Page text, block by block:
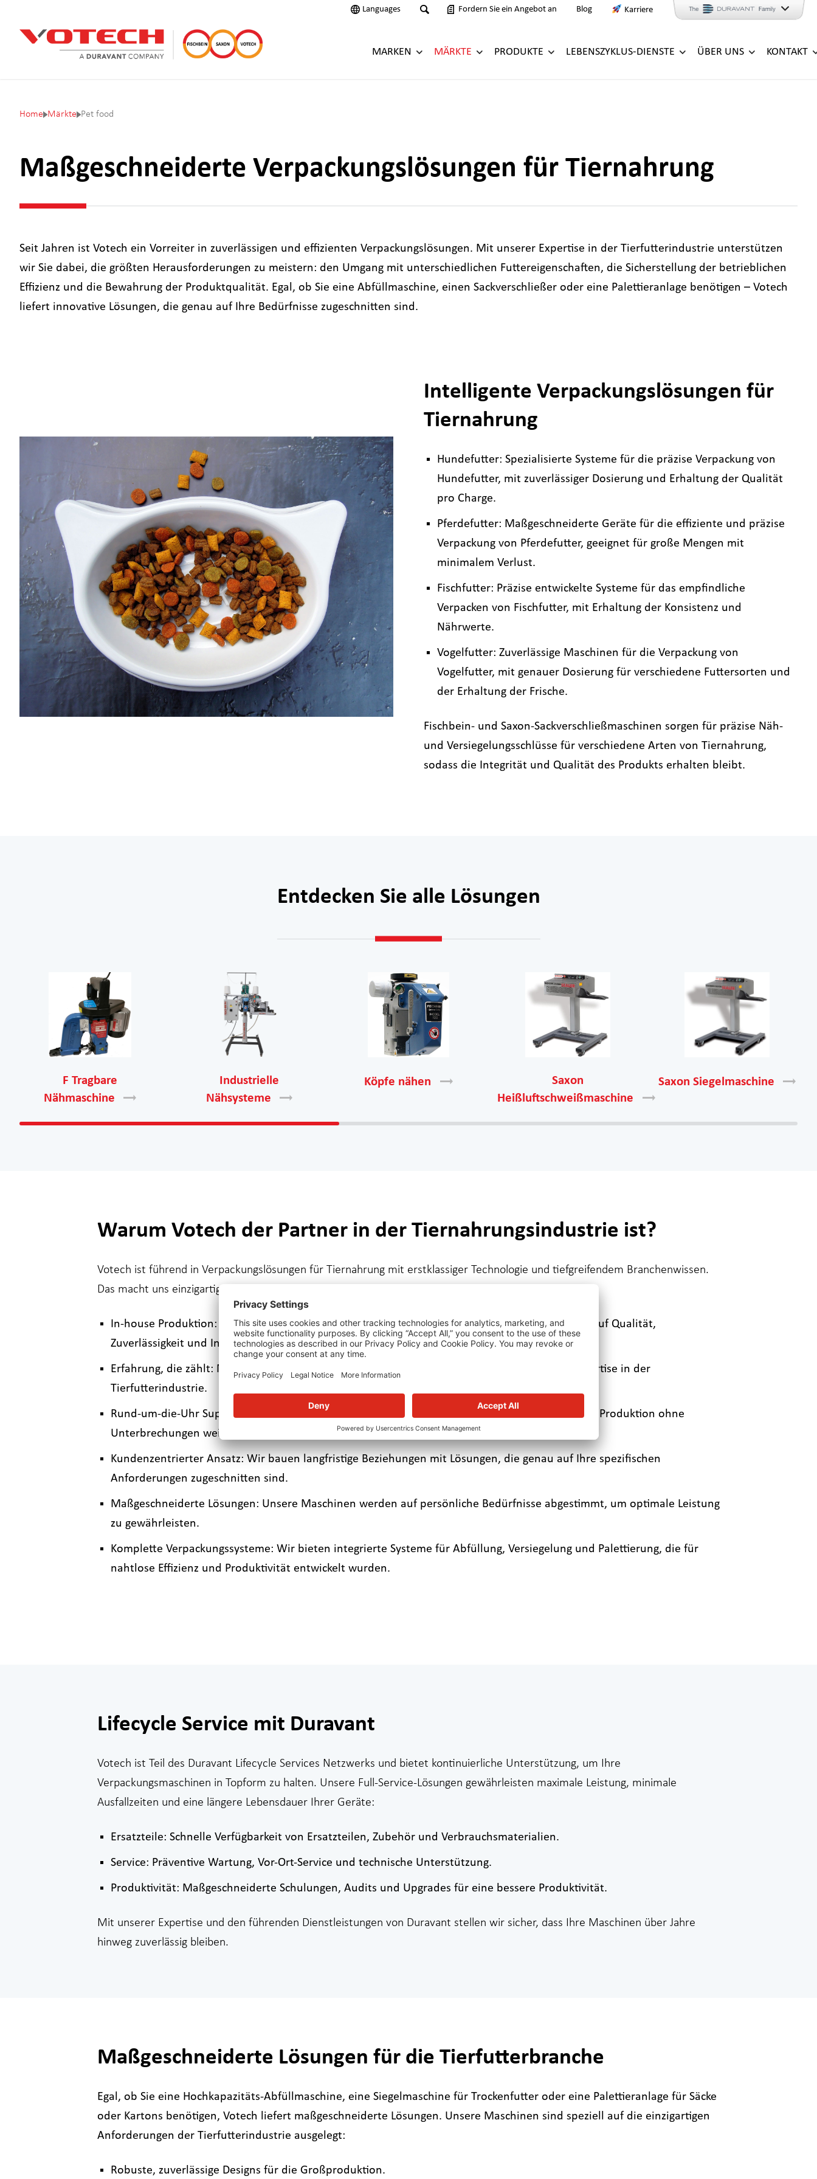
Languages Fordern Sie ein Angebot an Blog Karriere
MARKEN MÄRKTE PRODUKTE LEBENSZYKLUS-DIENSTE ÜBER UNS KONTAKT
Home Märkte Pet food
Maßgeschneiderte Verpackungslösungen für Tiernahrung
Seit Jahren ist Votech ein Vorreiter in zuverlässigen und effizienten Verpackungslösungen. Mit unserer Expertise in der Tierfutterindustrie unterstützen
wir Sie dabei, die größten Herausforderungen zu meistern: den Umgang mit unterschiedlichen Futtereigenschaften, die Sicherstellung der betrieblichen
Effizienz und die Bewahrung der Produktqualität. Egal, ob Sie eine Abfüllmaschine, einen Sackverschließer oder eine Palettieranlage benötigen – Votech
liefert innovative Lösungen, die genau auf Ihre Bedürfnisse zugeschnitten sind.
Intelligente Verpackungslösungen für
Tiernahrung
Hundefutter: Spezialisierte Systeme für die präzise Verpackung von
Hundefutter, mit zuverlässiger Dosierung und Erhaltung der Qualität
pro Charge.
Pferdefutter: Maßgeschneiderte Geräte für die effiziente und präzise
Verpackung von Pferdefutter, geeignet für große Mengen mit
minimalem Verlust.
Fischfutter: Präzise entwickelte Systeme für das empfindliche
Verpacken von Fischfutter, mit Erhaltung der Konsistenz und
Nährwerte.
Vogelfutter: Zuverlässige Maschinen für die Verpackung von
Vogelfutter, mit genauer Dosierung für verschiedene Futtersorten und
der Erhaltung der Frische.
Fischbein- und Saxon-Sackverschließmaschinen sorgen für präzise Näh-
und Versiegelungsschlüsse für verschiedene Arten von Tiernahrung,
sodass die Integrität und Qualität des Produkts erhalten bleibt.
Entdecken Sie alle Lösungen
F Tragbare
Nähmaschine
Industrielle
Nähsysteme
Köpfe nähen
Saxon
Heißluftschweißmaschine
Saxon Siegelmaschine
Warum Votech der Partner in der Tiernahrungsindustrie ist?
Votech ist führend in Verpackungslösungen für Tiernahrung mit erstklassiger Technologie und tiefgreifendem Branchenwissen.
Das macht uns einzigartig:
In-house Produktion: Wir entwerfen und fertigen alle Verpackungsmaschinen selbst, mit Fokus auf Qualität,
Zuverlässigkeit und Innovation.
Erfahrung, die zählt: Mit über 1000 abgeschlossenen Projekten bieten wir unvergleichliche Expertise in der
Tierfutterindustrie.
Rund-um-die-Uhr Support: Unser 24/7-Service-Team steht bereit, um Ihnen zu helfen, damit die Produktion ohne
Unterbrechungen weiterläuft.
Kundenzentrierter Ansatz: Wir bauen langfristige Beziehungen mit Lösungen, die genau auf Ihre spezifischen
Anforderungen zugeschnitten sind.
Maßgeschneiderte Lösungen: Unsere Maschinen werden auf persönliche Bedürfnisse abgestimmt, um optimale Leistung
zu gewährleisten.
Komplette Verpackungssysteme: Wir bieten integrierte Systeme für Abfüllung, Versiegelung und Palettierung, die für
nahtlose Effizienz und Produktivität entwickelt wurden.
Lifecycle Service mit Duravant
Votech ist Teil des Duravant Lifecycle Services Netzwerks und bietet kontinuierliche Unterstützung, um Ihre
Verpackungsmaschinen in Topform zu halten. Unsere Full-Service-Lösungen gewährleisten maximale Leistung, minimale
Ausfallzeiten und eine längere Lebensdauer Ihrer Geräte:
Ersatzteile: Schnelle Verfügbarkeit von Ersatzteilen, Zubehör und Verbrauchsmaterialien.
Service: Präventive Wartung, Vor-Ort-Service und technische Unterstützung.
Produktivität: Maßgeschneiderte Schulungen, Audits und Upgrades für eine bessere Produktivität.
Mit unserer Expertise und den führenden Dienstleistungen von Duravant stellen wir sicher, dass Ihre Maschinen über Jahre
hinweg zuverlässig bleiben.
Maßgeschneiderte Lösungen für die Tierfutterbranche
Egal, ob Sie eine Hochkapazitäts-Abfüllmaschine, eine Siegelmaschine für Trockenfutter oder eine Palettieranlage für Säcke
oder Kartons benötigen, Votech liefert maßgeschneiderte Lösungen. Unsere Maschinen sind speziell auf die einzigartigen
Anforderungen der Tierfutterindustrie ausgelegt:
Robuste, zuverlässige Designs für die Großproduktion.